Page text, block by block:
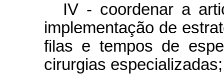
IV - coordenar a
implementação de
filas e tempos de
cirurgias especializadas;